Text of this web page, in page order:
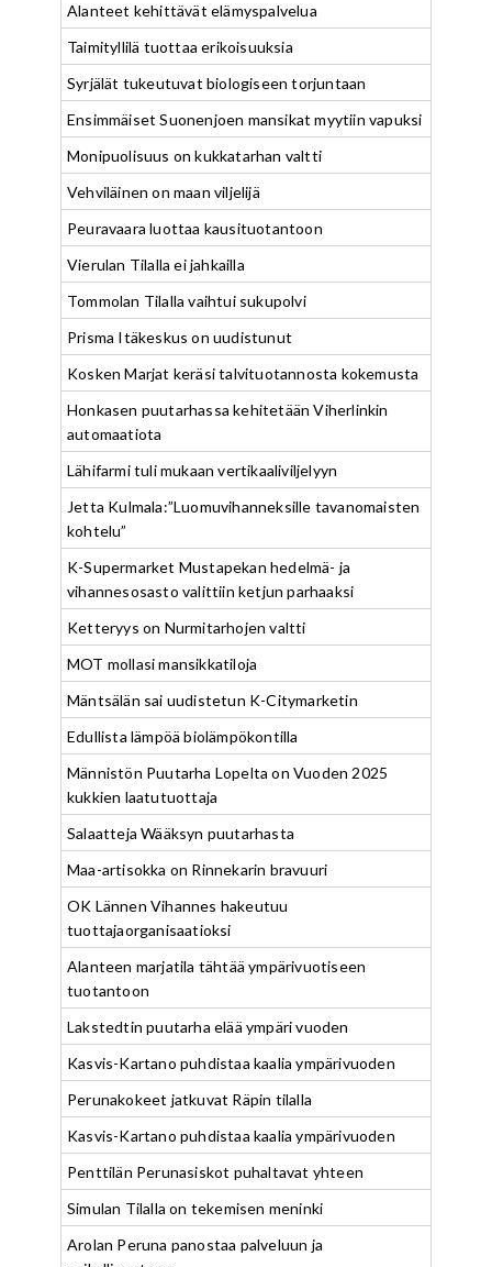
Alanteet kehittävät elämyspalvelua
Taimityllilä tuottaa erikoisuuksia
Syrjälät tukeutuvat biologiseen torjuntaan
Ensimmäiset Suonenjoen mansikat myytiin vapuksi
Monipuolisuus on kukkatarhan valtti
Vehviläinen on maan viljelijä
Peuravaara luottaa kausituotantoon
Vierulan Tilalla ei jahkailla
Tommolan Tilalla vaihtui sukupolvi
Prisma Itäkeskus on uudistunut
Kosken Marjat keräsi talvituotannosta kokemusta
Honkasen puutarhassa kehitetään Viherlinkin
automaatiota
Lähifarmi tuli mukaan vertikaaliviljelyyn
Jetta Kulmala:”Luomuvihanneksille tavanomaisten
kohtelu”
K-Supermarket Mustapekan hedelmä- ja
vihannesosasto valittiin ketjun parhaaksi
Ketteryys on Nurmitarhojen valtti
MOT mollasi mansikkatiloja
Mäntsälän sai uudistetun K-Citymarketin
Edullista lämpöä biolämpökontilla
Männistön Puutarha Lopelta on Vuoden 2025
kukkien laatutuottaja
Salaatteja Wääksyn puutarhasta
Maa-artisokka on Rinnekarin bravuuri
OK Lännen Vihannes hakeutuu
tuottajaorganisaatioksi
Alanteen marjatila tähtää ympärivuotiseen
tuotantoon
Lakstedtin puutarha elää ympäri vuoden
Kasvis-Kartano puhdistaa kaalia ympärivuoden
Perunakokeet jatkuvat Räpin tilalla
Kasvis-Kartano puhdistaa kaalia ympärivuoden
Penttilän Perunasiskot puhaltavat yhteen
Simulan Tilalla on tekemisen meninki
Arolan Peruna panostaa palveluun ja